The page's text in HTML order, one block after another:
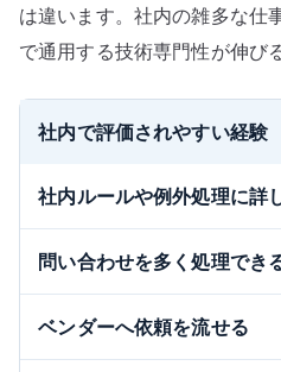
は違います。社内の雑多な仕
で通用する技術専門性が伸び
社内で評価されやすい経験
社内ルールや例外処理に詳
問い合わせを多く処理でき
ベンダーへ依頼を流せる